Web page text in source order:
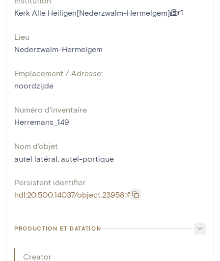
Kerk Alle Heiligen[Nederzwalm-Hermelgem]
Lieu
Nederzwalm-Hermelgem
Emplacement / Adresse:
noordzijde
Numéro d'inventaire
Herremans_149
Nom d'objet
autel latéral autel-portique
Persistent identifier
hdl:20.500.14037/object.23958
PRODUCTION ET DATATION
Creator